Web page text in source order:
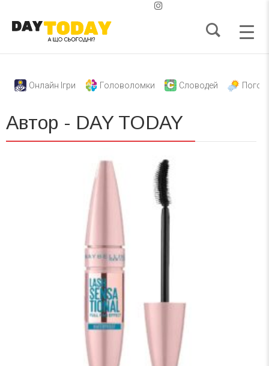
Онлайн Ігри Головоломки Словодей
Автор - DAY TODAY